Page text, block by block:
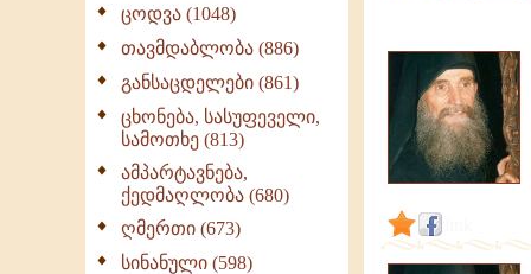
ცოდვა (1048)
თავმდაბლობა (886)
განსაცდელები (861)
ცხონება, სასუფეველი,
სამოთხე (813)
ამპარტავნება,
ქედმაღლობა (680)
ღმერთი (673)
სინანული (598)
განუწყვეტელი
ლოცვა,
გამონათქვამები,
ციტატები
გამონათქვამები